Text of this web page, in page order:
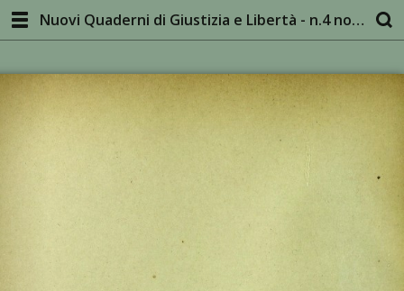
Nuovi Quaderni di Giustizia e Libertà - n.4 nov-dic 1944